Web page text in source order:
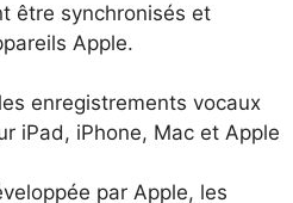
être synchronisés et
Apple.
enregistrements vocaux
iPad, iPhone, Mac et Apple
par Apple, les